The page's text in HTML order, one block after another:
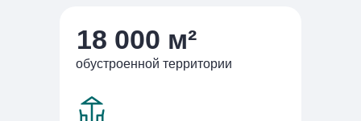
18 000 м²
обустроенной территории